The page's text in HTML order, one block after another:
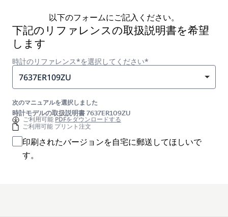
以下のフォームにご記入ください。
下記のリファレンスの取扱説明書を希望
します
時計のリファレンス*を選択してください*
7637ER109ZU
次のマニュアルを選択しました
時計モデルの取扱説明書 7637ER109ZU
ご利用可能PDFをダウンロードする
ご利用可能 プリント注文
印刷されたバージョンを自宅に郵送してほしいで
す。